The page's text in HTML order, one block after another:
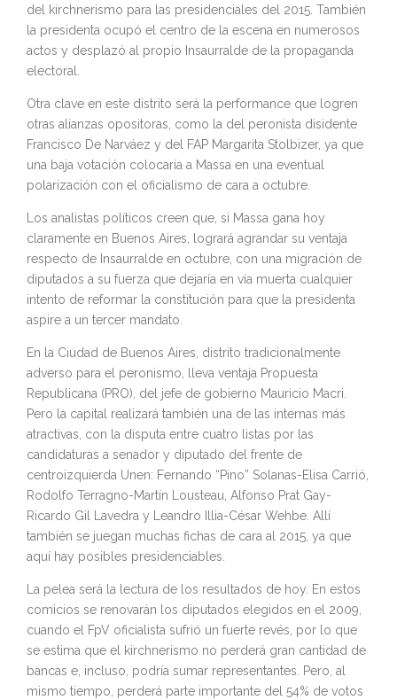
del kirchnerismo para las presidenciales del 2015. También
la presidenta ocupó el centro de la escena en numerosos
actos y desplazó al propio Insaurralde de la propaganda
electoral.
Otra clave en este distrito será la performance que logren
otras alianzas opositoras, como la del peronista disidente
Francisco De Narváez y del FAP Margarita Stolbizer, ya que
una baja votación colocaría a Massa en una eventual
polarización con el oficialismo de cara a octubre.
Los analistas políticos creen que, si Massa gana hoy
claramente en Buenos Aires, logrará agrandar su ventaja
respecto de Insaurralde en octubre, con una migración de
diputados a su fuerza que dejaría en vía muerta cualquier
intento de reformar la constitución para que la presidenta
aspire a un tercer mandato.
En la Ciudad de Buenos Aires, distrito tradicionalmente
adverso para el peronismo, lleva ventaja Propuesta
Republicana (PRO), del jefe de gobierno Mauricio Macri.
Pero la capital realizará también una de las internas más
atractivas, con la disputa entre cuatro listas por las
candidaturas a senador y diputado del frente de
centroizquierda Unen: Fernando “Pino” Solanas-Elisa Carrió,
Rodolfo Terragno-Martín Lousteau, Alfonso Prat Gay-
Ricardo Gil Lavedra y Leandro Illia-César Wehbe. Allí
también se juegan muchas fichas de cara al 2015, ya que
aquí hay posibles presidenciables.
La pelea será la lectura de los resultados de hoy. En estos
comicios se renovarán los diputados elegidos en el 2009,
cuando el FpV oficialista sufrió un fuerte revés, por lo que
se estima que el kirchnerismo no perderá gran cantidad de
bancas e, incluso, podría sumar representantes. Pero, al
mismo tiempo, perderá parte importante del 54% de votos